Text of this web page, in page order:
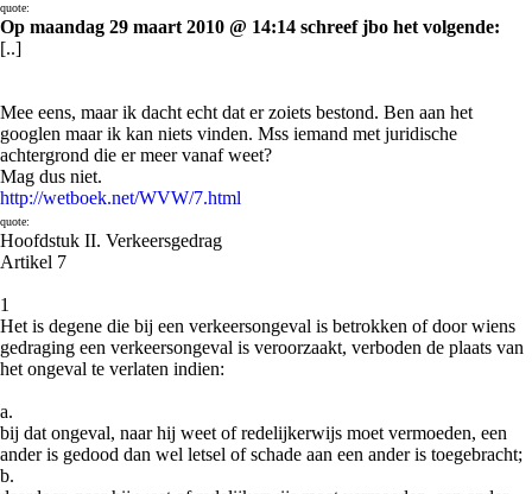
quote:
Op maandag 29 maart 2010 @ 14:14 schreef jbo het volgende:
[..]
Mee eens, maar ik dacht echt dat er zoiets bestond. Ben aan het
googlen maar ik kan niets vinden. Mss iemand met juridische
achtergrond die er meer vanaf weet?
Mag dus niet.
http://wetboek.net/WVW/7.html
quote:
Hoofdstuk II. Verkeersgedrag
Artikel 7
1
Het is degene die bij een verkeersongeval is betrokken of door wiens
gedraging een verkeersongeval is veroorzaakt, verboden de plaats van
het ongeval te verlaten indien:
a.
bij dat ongeval, naar hij weet of redelijkerwijs moet vermoeden, een
ander is gedood dan wel letsel of schade aan een ander is toegebracht;
b.